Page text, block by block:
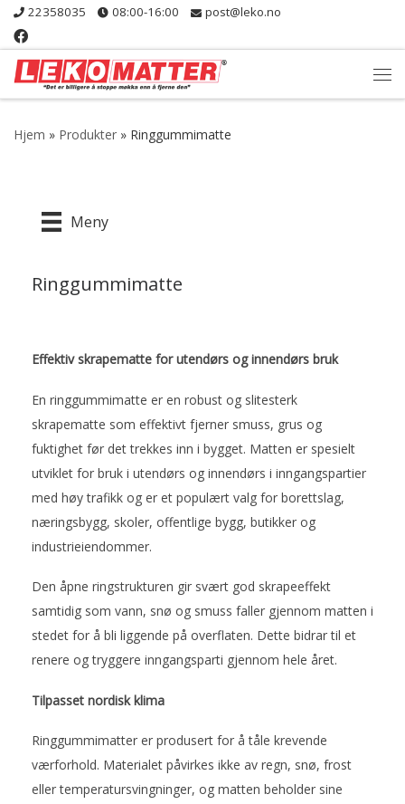
Skip to content
22358035 08:00-16:00 post@leko.no
Hjem » Produkter » Ringgummimatte
Meny
Ringgummimatte
Effektiv skrapematte for utendørs og innendørs bruk
En ringgummimatte er en robust og slitesterk
skrapematte som effektivt fjerner smuss, grus og
fuktighet før det trekkes inn i bygget. Matten er spesielt
utviklet for bruk i utendørs og innendørs i inngangspartier
med høy trafikk og er et populært valg for borettslag,
næringsbygg, skoler, offentlige bygg, butikker og
industrieiendommer.
Den åpne ringstrukturen gir svært god skrapeeffekt
samtidig som vann, snø og smuss faller gjennom matten i
stedet for å bli liggende på overflaten. Dette bidrar til et
renere og tryggere inngangsparti gjennom hele året.
Tilpasset nordisk klima
Ringgummimatter er produsert for å tåle krevende
værforhold. Materialet påvirkes ikke av regn, snø, frost
eller temperatursvingninger, og matten beholder sine